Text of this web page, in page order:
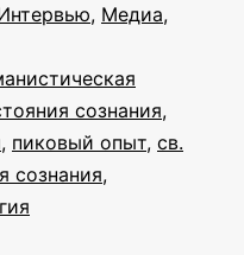
, Медиа,
сознания,
, пиковый опыт, св.
сознания,